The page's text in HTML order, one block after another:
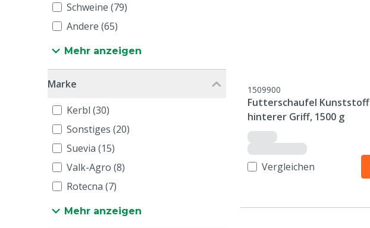
Schweine (79)
Andere (65)
Mehr anzeigen
Marke
Kerbl (30)
Sonstiges (20)
Suevia (15)
Valk-Agro (8)
Rotecna (7)
Mehr anzeigen
1509900
Futterschaufel Kunststoff
hinterer Griff, 1500 g
Vergleichen